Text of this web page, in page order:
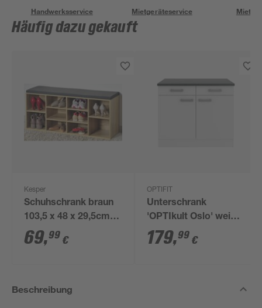
Handwerksservice Mietgeräteservice
Häufig dazu gekauft
Kesper
Schuhschrank braun
103,5 x 48 x 29,5cm
mit Sitzkissen
69,99 €
OPTIFIT
Unterschrank
'OPTIkult Oslo' weiß
100 x 84,8 x 60 cm
179,99 €
Beschreibung